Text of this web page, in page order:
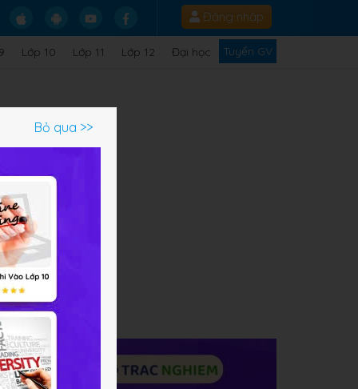
Đăng nhập
Lớp 10 Lớp 11 Lớp 12 Đại học Tuyển GV
Bỏ qua >>